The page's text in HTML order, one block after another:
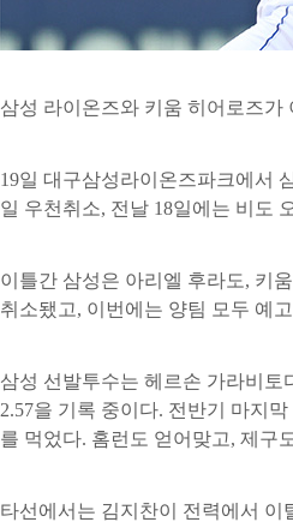
삼성 라이온즈와 키움 히어로즈가
19일 대구삼성라이온즈파크에서
일 우천취소, 전날 18일에는 비도
이틀간 삼성은 아리엘 후라도, 키
취소됐고, 이번에는 양팀 모두 예
삼성 선발투수는 헤르손 가라비토
2.57을 기록 중이다. 전반기 마지
를 먹었다. 홈런도 얻어맞고, 제구
타선에서는 김지찬이 전력에서 이